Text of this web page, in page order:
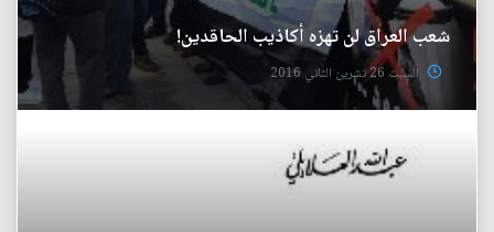
شعب العراق لن تهزه أكاذيب الحاقدين!
السبت 26 تشرين الثاني 2016